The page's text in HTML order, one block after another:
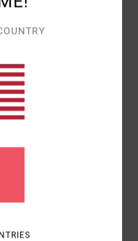
bbr
elastan waffle